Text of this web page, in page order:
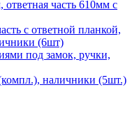
часть 610мм с
с ответной планкой,
(6шт)
под замок, ручки,
наличники (5шт.)